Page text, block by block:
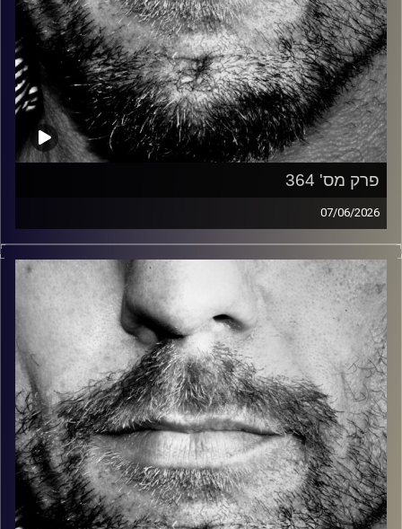
פרק מס' 364
07/06/2026
זיפים, מוזיקה מחוספסת של הופעות חיות. הרבה ג'אם, רוק,
בלוז, bluegrass, ג'אז, Fאנק, פרוגרסיב ואפילו אלקטרוניקה.
כל מה שחי, אמיתי ונושם.
עם שמוליק רגב.
קרדיט תמונות: David Goehring